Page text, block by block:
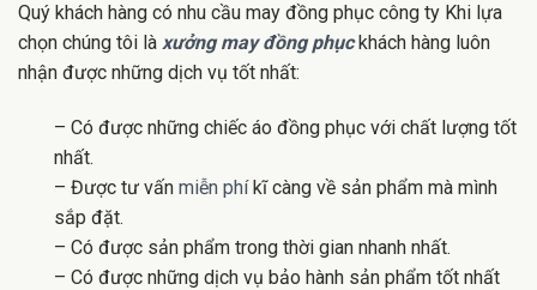
Quý khách hàng có nhu cầu may đồng phục công ty Khi lựa
chọn chúng tôi là xưởng may đồng phụckhách hàng luôn
nhận được những dịch vụ tốt nhất:
– Có được những chiếc áo đồng phục với chất lượng tốt
nhất.
– Được tư vấn miễn phíkĩ càng về sản phẩm mà mình
sắp đặt.
– Có được sản phẩm trong thời gian nhanh nhất.
– Có được những dịch vụ bảo hành sản phẩm tốt nhất